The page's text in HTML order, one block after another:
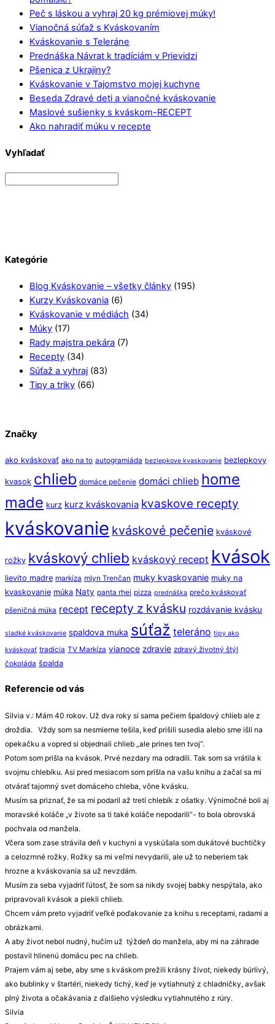
Peč s láskou a vyhraj 20 kg prémiovej múky!
Vianočná súťaž s Kváskovaním
Kváskovanie s Teleráne
Prednáška Návrat k tradíciám v Prievidzi
Pšenica z Ukrajiny?
Kváskovanie v Tajomstvo mojej kuchyne
Beseda Zdravé deti a vianočné kváskovanie
Maslové sušienky s kváskom-RECEPT
Ako nahradiť múku v recepte
Vyhľadať
Kategórie
Blog Kváskovanie – všetky články (195)
Kurzy Kváskovania (6)
Kváskovanie v médiách (34)
Múky (17)
Rady majstra pekára (7)
Recepty (34)
Súťaž a vyhraj (83)
Tipy a triky (66)
Značky
ako kváskovať ako na to autogramiáda bezlepkove kvaskovanie bezlepkovy
kvasok chlieb domáce pečenie domáci chlieb home
made kurz kurz kváskovania kvaskove recepty
kváskovanie kváskové pečenie kváskové
rožky kváskový chlieb kváskový recept kvások
lievito madre markíza mlyn Trenčan muky kvaskovanie muky na
kvaskovanie múka Naty panta rhei pizza prednáška prečo kváskovať
pšeničná múka recept recepty z kvásku rozdávanie kvásku
sladké kváskovanie spaldova muka súťaž teleráno tipy ako
kváskovať tradícia TV Markíza vianoce zdravie zdravý životný štýl
čokoláda špalda
Referencie od vás
Silvia v.: Mám 40 rokov. Už dva roky si sama pečiem špaldový chlieb ale z
droždia. Vždy som sa nesmierne tešila, keď prišili susedia alebo sme išli na
opekačku a vopred si objednali chlieb „ale prines ten tvoj“.
Potom som prišla na kvások. Prvé nezdary ma odradili. Tak som sa vrátila k
svojmu chlebíku. Asi pred mesiacom som prišla na vašu knihu a začal sa mi
otvárať tajomný svet domáceho chleba, vône kvásku.
Musím sa priznať, že sa mi podaril až tretí chlebík z ošatky. Výnimočné boli aj
moravské koláče „v živote sa ti také koláče nepodarili“- to bola obrovská
pochvala od manžela.
Včera som zase strávila deň v kuchyni a vyskúšala som dukátové buchtičky
a celozrnné rožky. Rožky sa mi veľmi nevydarili, ale už to neberiem tak
hrozne a kváskovania sa už nevzdám.
Musím za seba vyjadriť ľútosť, že som sa nikdy svojej babky nespýtala, ako
pripravovali kvások a piekli chlieb.
Chcem vám preto vyjadriť veľké poďakovanie za knihu s receptami, radami a
obrázkami.
A aby život nebol nudný, hučím už týždeň do manžela, aby mi na záhrade
postavil hlinenú domácu pec na chlieb.
Prajem vám aj sebe, aby sme s kváskom prežili krásny život, niekedy búrlivý,
ako bublinky v štartéri, niekedy tichý, keď je vytiahnutý z chladničky, avšak
plný života a očakávania z ďalšieho výsledku vytiahnutého z rúry.
Silvia